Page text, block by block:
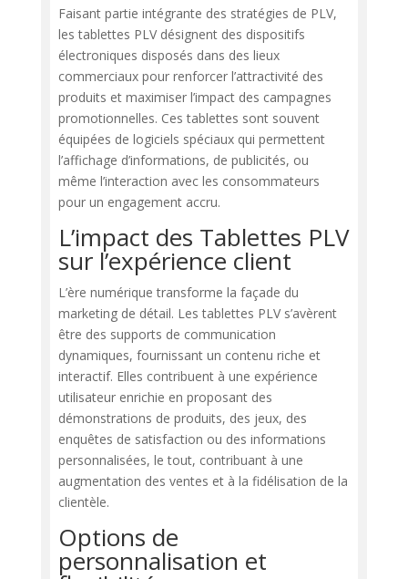
Faisant partie intégrante des stratégies de PLV,
les tablettes PLV désignent des dispositifs
électroniques disposés dans des lieux
commerciaux pour renforcer l’attractivité des
produits et maximiser l’impact des campagnes
promotionnelles. Ces tablettes sont souvent
équipées de logiciels spéciaux qui permettent
l’affichage d’informations, de publicités, ou
même l’interaction avec les consommateurs
pour un engagement accru.
L’impact des Tablettes PLV
sur l’expérience client
L’ère numérique transforme la façade du
marketing de détail. Les tablettes PLV s’avèrent
être des supports de communication
dynamiques, fournissant un contenu riche et
interactif. Elles contribuent à une expérience
utilisateur enrichie en proposant des
démonstrations de produits, des jeux, des
enquêtes de satisfaction ou des informations
personnalisées, le tout, contribuant à une
augmentation des ventes et à la fidélisation de la
clientèle.
Options de
personnalisation et